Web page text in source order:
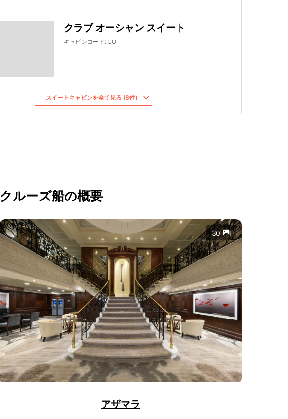
クラブ オーシャン スイート
キャビンコード: CO
スイートキャビンを全て見る (8件)
クルーズ船の概要
30
アザマラ